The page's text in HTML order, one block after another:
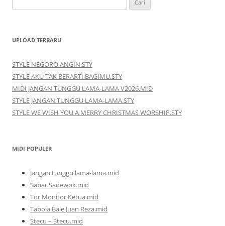
untuk:
UPLOAD TERBARU
STYLE NEGORO ANGIN.STY
STYLE AKU TAK BERARTI BAGIMU.STY
MIDI JANGAN TUNGGU LAMA-LAMA V2026.MID
STYLE JANGAN TUNGGU LAMA-LAMA.STY
STYLE WE WISH YOU A MERRY CHRISTMAS WORSHIP.STY
MIDI POPULER
Jangan tunggu lama-lama.mid
Sabar Sadewok.mid
Tor Monitor Ketua.mid
Tabola Bale Juan Reza.mid
Stecu – Stecu.mid